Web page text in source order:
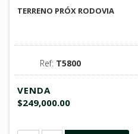
TERRENO PRÓX RODOVIA
Ref: T5800
VENDA
$249,000.00